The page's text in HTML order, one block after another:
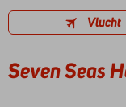
Vlucht
Seven Seas